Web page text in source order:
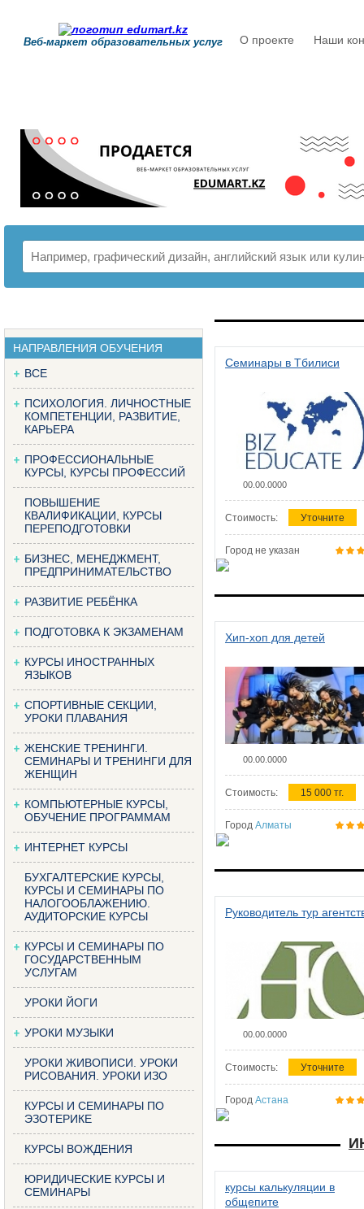
Веб-маркет образовательных услуг О проекте Наши
НАПРАВЛЕНИЯ ОБУЧЕНИЯ
ВСЕ
ПСИХОЛОГИЯ. ЛИЧНОСТНЫЕ
КОМПЕТЕНЦИИ, РАЗВИТИЕ,
КАРЬЕРА
ПРОФЕССИОНАЛЬНЫЕ
КУРСЫ, КУРСЫ ПРОФЕССИЙ
ПОВЫШЕНИЕ
КВАЛИФИКАЦИИ, КУРСЫ
ПЕРЕПОДГОТОВКИ
БИЗНЕС, МЕНЕДЖМЕНТ,
ПРЕДПРИНИМАТЕЛЬСТВО
РАЗВИТИЕ РЕБЁНКА
ПОДГОТОВКА К ЭКЗАМЕНАМ
КУРСЫ ИНОСТРАННЫХ
ЯЗЫКОВ
СПОРТИВНЫЕ СЕКЦИИ,
УРОКИ ПЛАВАНИЯ
ЖЕНСКИЕ ТРЕНИНГИ.
СЕМИНАРЫ И ТРЕНИНГИ ДЛЯ
ЖЕНЩИН
КОМПЬЮТЕРНЫЕ КУРСЫ,
ОБУЧЕНИЕ ПРОГРАММАМ
ИНТЕРНЕТ КУРСЫ
БУХГАЛТЕРСКИЕ КУРСЫ,
КУРСЫ И СЕМИНАРЫ ПО
НАЛОГООБЛАЖЕНИЮ.
АУДИТОРСКИЕ КУРСЫ
КУРСЫ И СЕМИНАРЫ ПО
ГОСУДАРСТВЕННЫМ
УСЛУГАМ
УРОКИ ЙОГИ
УРОКИ МУЗЫКИ
УРОКИ ЖИВОПИСИ. УРОКИ
РИСОВАНИЯ. УРОКИ ИЗО
КУРСЫ И СЕМИНАРЫ ПО
ЭЗОТЕРИКЕ
КУРСЫ ВОЖДЕНИЯ
ЮРИДИЧЕСКИЕ КУРСЫ И
СЕМИНАРЫ
Семинары в Тбилиси
00.00.0000
Стоимость: Уточните
Город не указан
Хип-хоп для детей
00.00.0000
Стоимость: 15 000 тг.
Город Алматы
Руководитель тур
00.00.0000
Стоимость: Уточните
Город Астана
курсы калькуляции в
общепите